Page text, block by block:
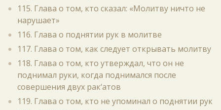
115. Глава о том, кто сказал: «Молитву ничто не
нарушает»
116. Глава о поднятии рук в молитве
117. Глава о том, как следует открывать молитву
118. Глава о том, кто утверждал, что он не
поднимал руки, когда поднимался после
совершения двух рак‘атов
119. Глава о том, кто не упоминал о поднятии рук